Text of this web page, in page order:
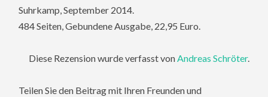
Suhrkamp, September 2014.
484 Seiten, Gebundene Ausgabe, 22,95 Euro.
Diese Rezension wurde verfasst vonAndreas Schröter.
Teilen Sie den Beitrag mit Ihren Freunden und